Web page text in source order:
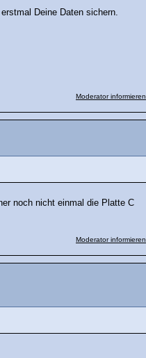
Deine Daten sichern.
Moderator informieren
noch nicht einmal die Platte C
Moderator informieren